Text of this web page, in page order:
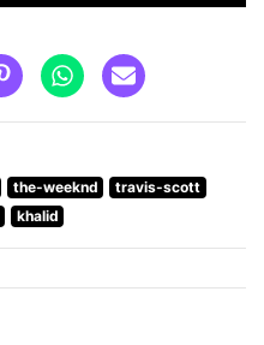
the-weeknd
travis-scott
khalid